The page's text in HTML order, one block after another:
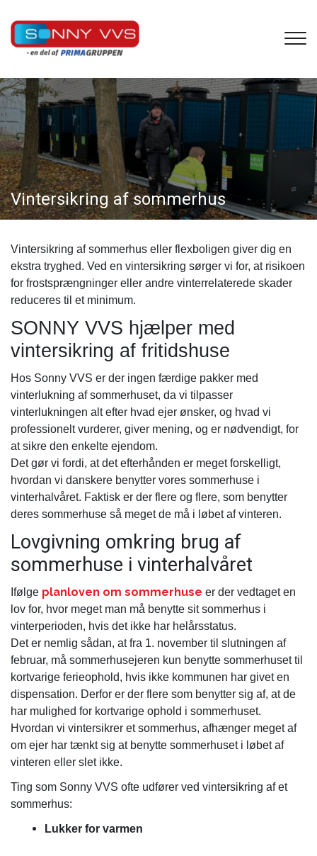
til
hovedindhold
Vintersikring af sommerhus
Vintersikring af sommerhus eller flexboligen giver dig en
ekstra tryghed. Ved en vintersikring sørger vi for, at risikoen
for frostsprængninger eller andre vinterrelaterede skader
reduceres til et minimum.
SONNY VVS hjælper med
vintersikring af fritidshuse
Hos Sonny VVS er der ingen færdige pakker med
vinterlukning af sommerhuset, da vi tilpasser
vinterlukningen alt efter hvad ejer ønsker, og hvad vi
professionelt vurderer, giver mening, og er nødvendigt, for
at sikre den enkelte ejendom.
Det gør vi fordi, at det efterhånden er meget forskelligt,
hvordan vi danskere benytter vores sommerhuse i
vinterhalvåret. Faktisk er der flere og flere, som benytter
deres sommerhuse så meget de må i løbet af vinteren.
Lovgivning omkring brug af
sommerhuse i vinterhalvåret
Ifølge planloven om sommerhuse er der vedtaget en
lov for, hvor meget man må benytte sit sommerhus i
vinterperioden, hvis det ikke har helårsstatus.
Det er nemlig sådan, at fra 1. november til slutningen af
februar, må sommerhusejeren kun benytte sommerhuset til
kortvarige ferieophold, hvis ikke kommunen har givet en
dispensation. Derfor er der flere som benytter sig af, at de
har mulighed for kortvarige ophold i sommerhuset.
Hvordan vi vintersikrer et sommerhus, afhænger meget af
om ejer har tænkt sig at benytte sommerhuset i løbet af
vinteren eller slet ikke.
Ting som Sonny VVS ofte udfører ved vintersikring af et
sommerhus:
Lukker for varmen